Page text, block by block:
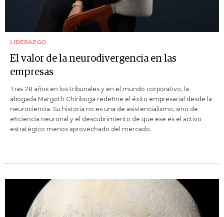
LIDERAZGO
El valor de la neurodivergencia en las
empresas
Tras 28 años en los tribunales y en el mundo corporativo, la
abogada Margoth Chiriboga redefine el éxito empresarial desde la
neurociencia. Su historia no es una de asistencialismo, sino de
eficiencia neuronal y el descubrimiento de que ese es el activo
estratégico menos aprovechado del mercado.